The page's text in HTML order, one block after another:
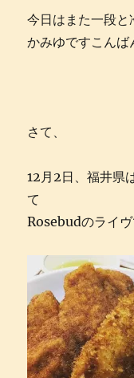
今日はまた一段と
かみゆですこんば
さて、
12月2日、福井県
て
Rosebudのライヴ